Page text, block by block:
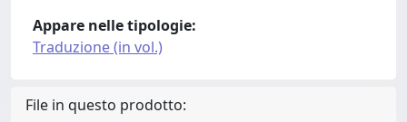
Appare nelle tipologie:
Traduzione (in vol.)
File in questo prodotto: